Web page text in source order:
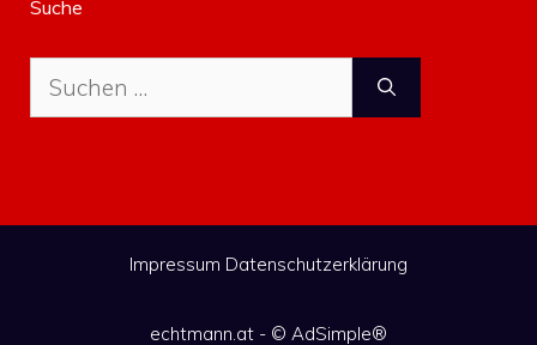
Suche
Suche
nach:
Impressum Datenschutzerklärung
echtmann.at - © AdSimple®